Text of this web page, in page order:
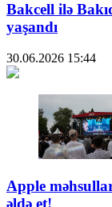
Bakcell ilə
yaşandı
30.06.2026 15:44
Apple
əldə et!